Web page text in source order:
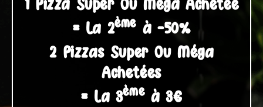
NOTRE RESTAURANT
VOS AVIS
MENTIONS LÉGALES
= La 2ème à -50%
2 Pizzas Super Ou Méga
Achetées
= La 3èmeà 3€